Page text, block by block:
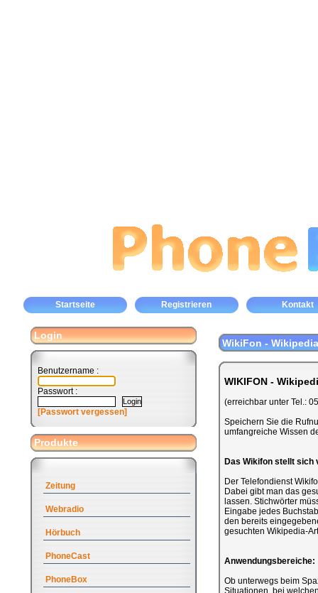
Startseite Registrieren Kontakt
Login
Benutzername :
Passwort :
[Passwort vergessen]
Produkte
Zeitung
Webradio
Hörbuch
PhoneCast
PhoneBox
WikiFon -
WIKIFON -
(erreichbar unter Tel.:
Speichern Sie die
umfangreiche Wissen
Das Wikifon stellt sich
Der Telefondienst
Dabei gibt man das
lassen. Stichwörter
Eingabe jedes
den bereits
gesuchten Wikipedia-
Anwendungsbereiche:
Ob unterwegs beim
Situationen, bei